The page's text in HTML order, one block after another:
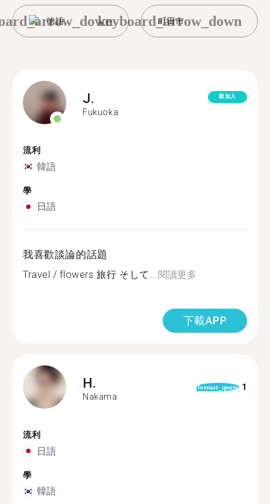
德語 町田市
keyboard_arrow_down
J.
Fukuoka
新加入
流利
韓語
學
日語
我喜歡談論的話題
Travel / flowers 旅行 そして...閱讀更多
下載APP
H.
Nakama
format_quote 1
流利
日語
學
韓語